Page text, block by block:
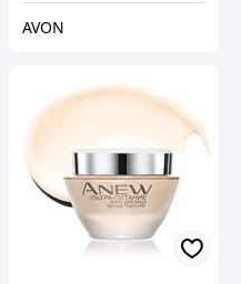
AVON